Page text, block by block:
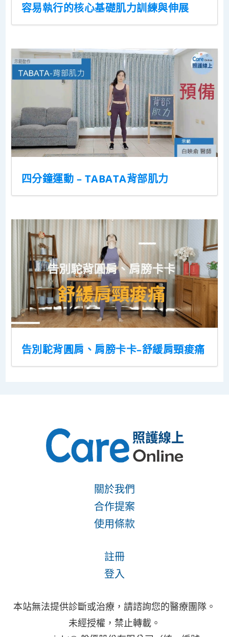
容易執行的核心基礎肌力訓練與伸展
四分鐘運動 – TABATA背部肌力
告別駝背圓肩、肩膀卡卡–舒緩肩頸痠痛
關於我們
合作提案
使用條款
註冊
登入
本站無法提供診斷或治療，請諮詢您的醫療團隊。
未經授權，禁止轉載。